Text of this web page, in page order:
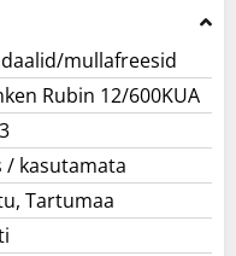
mullafreesid
Rubin 12/600KUA
/ kasutamata
Tartumaa